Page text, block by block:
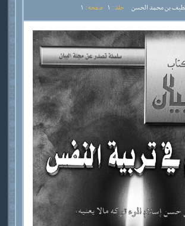
بن محمد الحسن جلد : صفحه :